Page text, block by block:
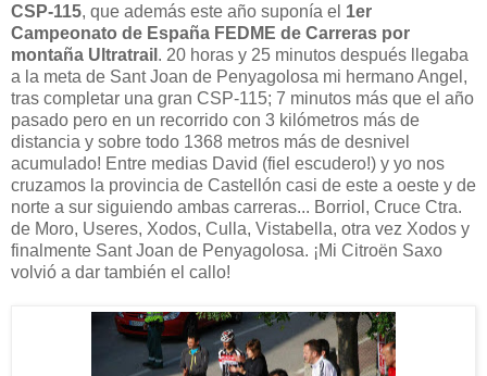
CSP-115, que además este año suponía el 1er
Campeonato de España FEDME de Carreras por
montaña Ultratrail . 20 horas y 25 minutos después llegaba
a la meta de Sant Joan de Penyagolosa mi hermano Angel,
tras completar una gran CSP-115; 7 minutos más que el año
pasado pero en un recorrido con 3 kilómetros más de
distancia y sobre todo 1368 metros más de desnivel
acumulado! Entre medias David (fiel escudero!) y yo nos
cruzamos la provincia de Castellón casi de este a oeste y de
norte a sur siguiendo ambas carreras... Borriol, Cruce Ctra.
de Moro, Useres, Xodos, Culla, Vistabella, otra vez Xodos y
finalmente Sant Joan de Penyagolosa. ¡Mi Citroën Saxo
volvió a dar también el callo!